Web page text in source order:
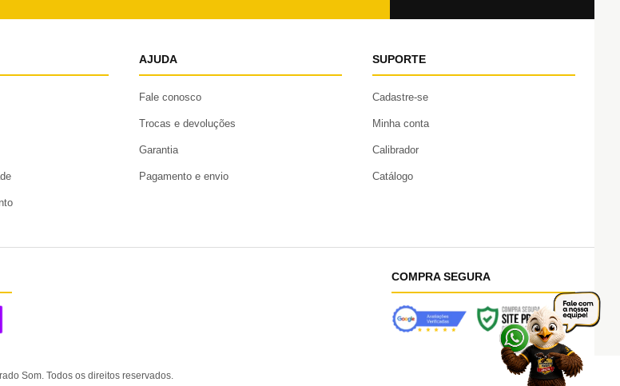
AJUDA
Fale conosco
Trocas e devoluções
Garantia
Pagamento e envio
SUPORTE
Cadastre-se
Minha conta
Calibrador
Catálogo
COMPRA SEGURA
Som. Todos os direitos reservados.